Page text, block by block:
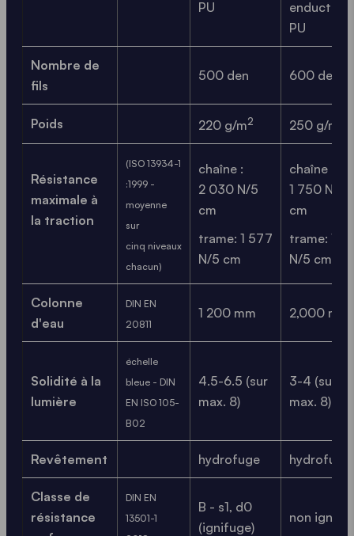
PU
enduction
PU
Nombre de
fils
500 den 600 den
Poids 220 g/m2 250 g/m
Résistance
maximale à
la traction
(ISO 13934-1
:1999 -
moyenne
sur
cinq niveaux
chacun)
chaîne :
2 030 N/5
cm
trame: 1 577
N/5 cm
chaîne :
1 750 N/5
cm
trame: 1
N/5 cm
Colonne
d'eau
DIN EN
20811
1 200 mm 2,000 mm
Solidité à la
lumière
échelle
bleue - DIN
EN ISO 105-
B02
4.5-6.5 (sur
max. 8)
3-4 (sur
max. 8)
Revêtement hydrofuge hydrofuge
Classe de
résistance
DIN EN
13501-1
B - s1, d0
(ignifuge)
non